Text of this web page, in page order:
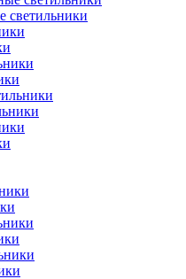
светильники